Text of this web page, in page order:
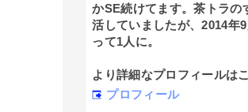
かSE続けてます。茶トラの
活していましたが、2014年
って1人に。
より詳細なプロフィールは
プロフィール